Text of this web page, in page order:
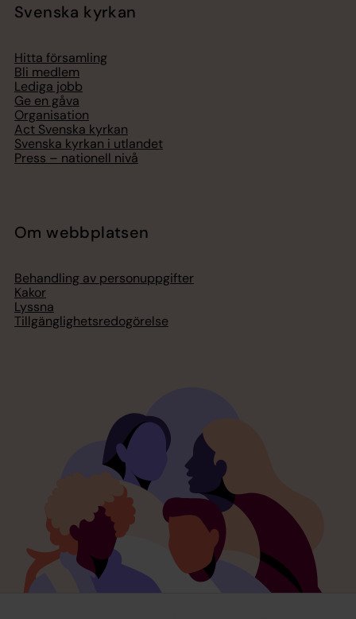
Svenska kyrkan
Hitta församling
Bli medlem
Lediga jobb
Ge en gåva
Organisation
Act Svenska kyrkan
Svenska kyrkan i utlandet
Press – nationell nivå
Om webbplatsen
Behandling av personuppgifter
Kakor
Lyssna
Tillgänglighetsredogörelse